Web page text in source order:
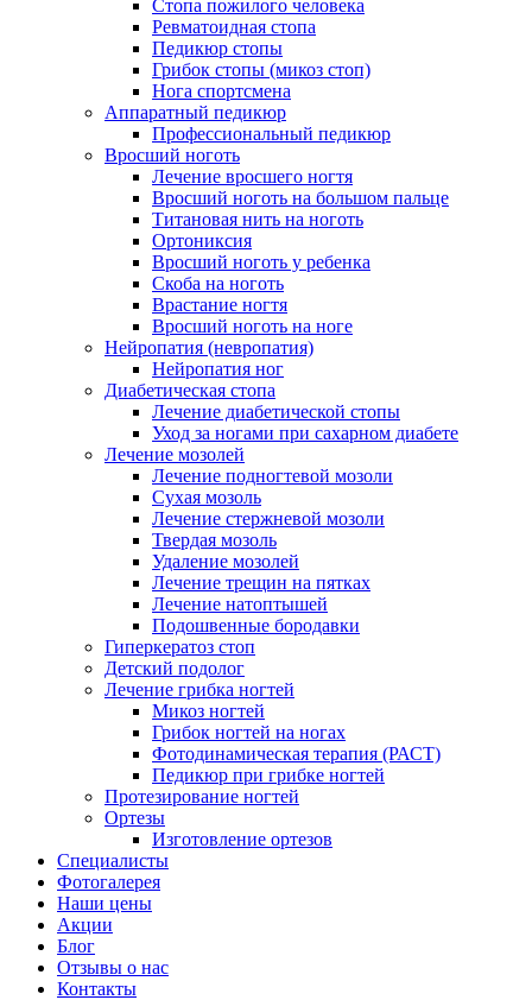
Стопа пожилого человека
Ревматоидная стопа
Педикюр стопы
Грибок стопы (микоз стоп)
Нога спортсмена
Аппаратный педикюр
Профессиональный педикюр
Вросший ноготь
Лечение вросшего ногтя
Вросший ноготь на большом пальце
Титановая нить на ноготь
Ортониксия
Вросший ноготь у ребенка
Скоба на ноготь
Врастание ногтя
Вросший ноготь на ноге
Нейропатия (невропатия)
Нейропатия ног
Диабетическая стопа
Лечение диабетической стопы
Уход за ногами при сахарном диабете
Лечение мозолей
Лечение подногтевой мозоли
Сухая мозоль
Лечение стержневой мозоли
Твердая мозоль
Удаление мозолей
Лечение трещин на пятках
Лечение натоптышей
Подошвенные бородавки
Гиперкератоз стоп
Детский подолог
Лечение грибка ногтей
Микоз ногтей
Грибок ногтей на ногах
Фотодинамическая терапия (РАСТ)
Педикюр при грибке ногтей
Протезирование ногтей
Ортезы
Изготовление ортезов
Специалисты
Фотогалерея
Наши цены
Акции
Блог
Отзывы о нас
Контакты